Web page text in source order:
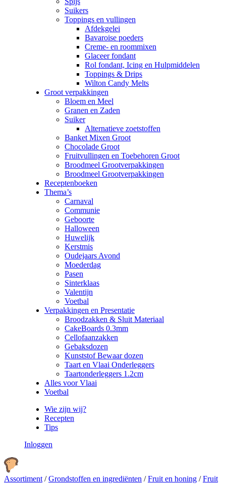
Suikers
Toppings en vullingen
Afdekgelei
Bavaroise poeders
Creme- en roommixen
Glaceer fondant
Rol fondant, Icing en Hulpmiddelen
Toppings & Drips
Wilton Candy Melts
Groot verpakkingen
Bloem en Meel
Granen en Zaden
Suiker
Alternatieve zoetstoffen
Banket Mixen Groot
Chocolade Groot
Fruitvullingen en Toebehoren Groot
Broodmeel Grootverpakkingen
Broodmeel Grootverpakkingen
Receptenboeken
Thema’s
Carnaval
Communie
Geboorte
Halloween
Huwelijk
Kerstmis
Oudejaars Avond
Moederdag
Pasen
Sinterklaas
Valentijn
Voetbal
Verpakkingen en Presentatie
Broodzakken & Sluit Materiaal
CakeBoards 0.3mm
Cellofaanzakken
Gebaksdozen
Kunststof Bewaar dozen
Taart en Vlaai Onderleggers
Taartonderleggers 1.2cm
Alles voor Vlaai
Voetbal
Wie zijn wij?
Recepten
Tips
Inloggen
Assortiment /Grondstoffen en ingrediënten /Fruit en honing /Fruit